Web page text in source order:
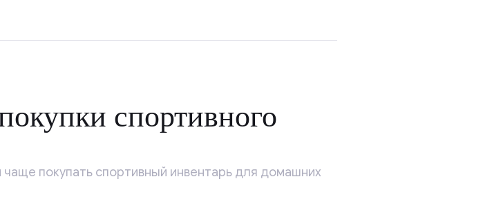
спортивного
покупать спортивный инвентарь для домашних